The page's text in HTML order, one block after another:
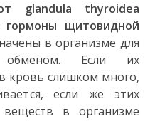
glandula thyroidea
щитовидной
в организме для
обменом. Если их
кровь слишком много,
если же этих
в организме